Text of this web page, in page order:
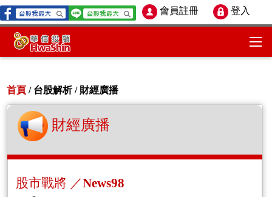
會員註冊 登入
首頁 / 台股解析 / 財經廣播
財經廣播
股市戰將 ／News98